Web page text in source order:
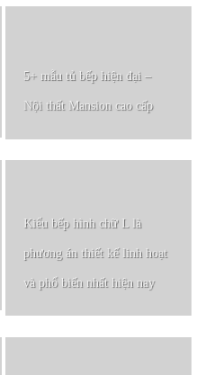
5+ mẫu tủ bếp hiện đại –
Nội thất Mansion cao cấp
Kiểu bếp hình chữ L là
phương án thiết kế linh hoạt
và phổ biến nhất hiện nay